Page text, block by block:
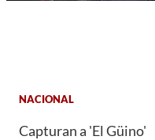
NACIONAL
Capturan a 'El Güino'